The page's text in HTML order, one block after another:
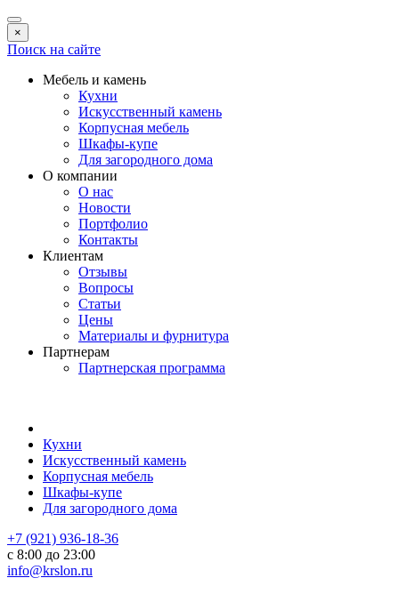
×
Поиск на сайте
Мебель и камень
Кухни
Искусственный камень
Корпусная мебель
Шкафы-купе
Для загородного дома
О компании
О нас
Новости
Портфолио
Контакты
Клиентам
Отзывы
Вопросы
Статьи
Цены
Материалы и фурнитура
Партнерам
Партнерская программа
Кухни
Искусственный камень
Корпусная мебель
Шкафы-купе
Для загородного дома
+7 (921) 936-18-36
с 8:00 до 23:00
info@krslon.ru